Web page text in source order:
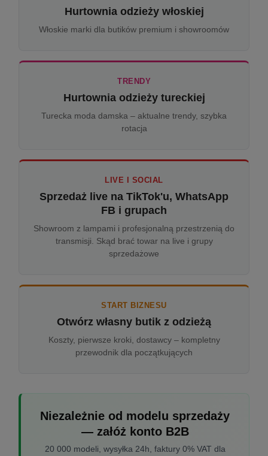
Hurtownia odzieży włoskiej
Włoskie marki dla butików premium i showroomów
TRENDY
Hurtownia odzieży tureckiej
Turecka moda damska – aktualne trendy, szybka
rotacja
LIVE I SOCIAL
Sprzedaż live na TikTok'u, WhatsApp
FB i grupach
Showroom z lampami i profesjonalną przestrzenią do
transmisji. Skąd brać towar na live i grupy
sprzedażowe
START BIZNESU
Otwórz własny butik z odzieżą
Koszty, pierwsze kroki, dostawcy – kompletny
przewodnik dla początkujących
Niezależnie od modelu sprzedaży
— załóż konto B2B
20 000 modeli, wysyłka 24h, faktury 0% VAT dla